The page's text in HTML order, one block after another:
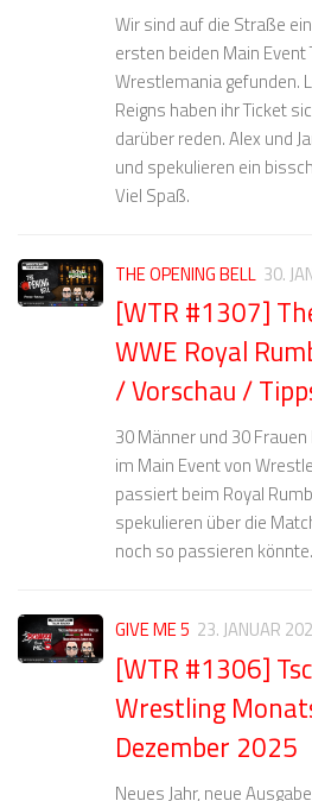
Wir sind auf die Straße
ersten beiden Main
Wrestlemania gefunden.
Reigns haben ihr Ticket
darüber reden. Alex und
und spekulieren ein
Viel Spaß.
THE OPENING BELL 30.
[WTR #1307]
WWE Royal
/ Vorschau /
30 Männer und 30
im Main Event von
passiert beim Royal
spekulieren über die
noch so passieren
GIVE ME 5 23. JANUAR
[WTR #1306]
Wrestling
Dezember 2025
Neues Jahr, neue